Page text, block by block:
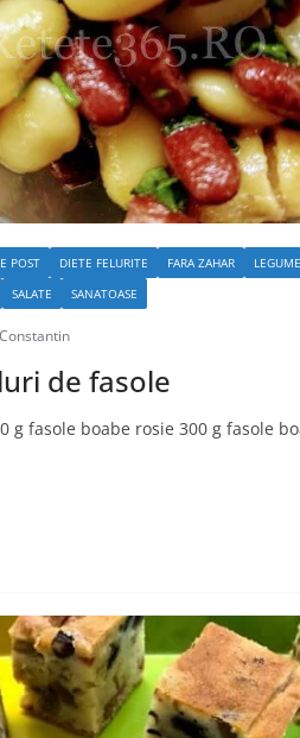
POST DIETE FELURITE FARA ZAHAR
SALATE SANATOASE
de fasole
g fasole boabe rosie 300 g fasole